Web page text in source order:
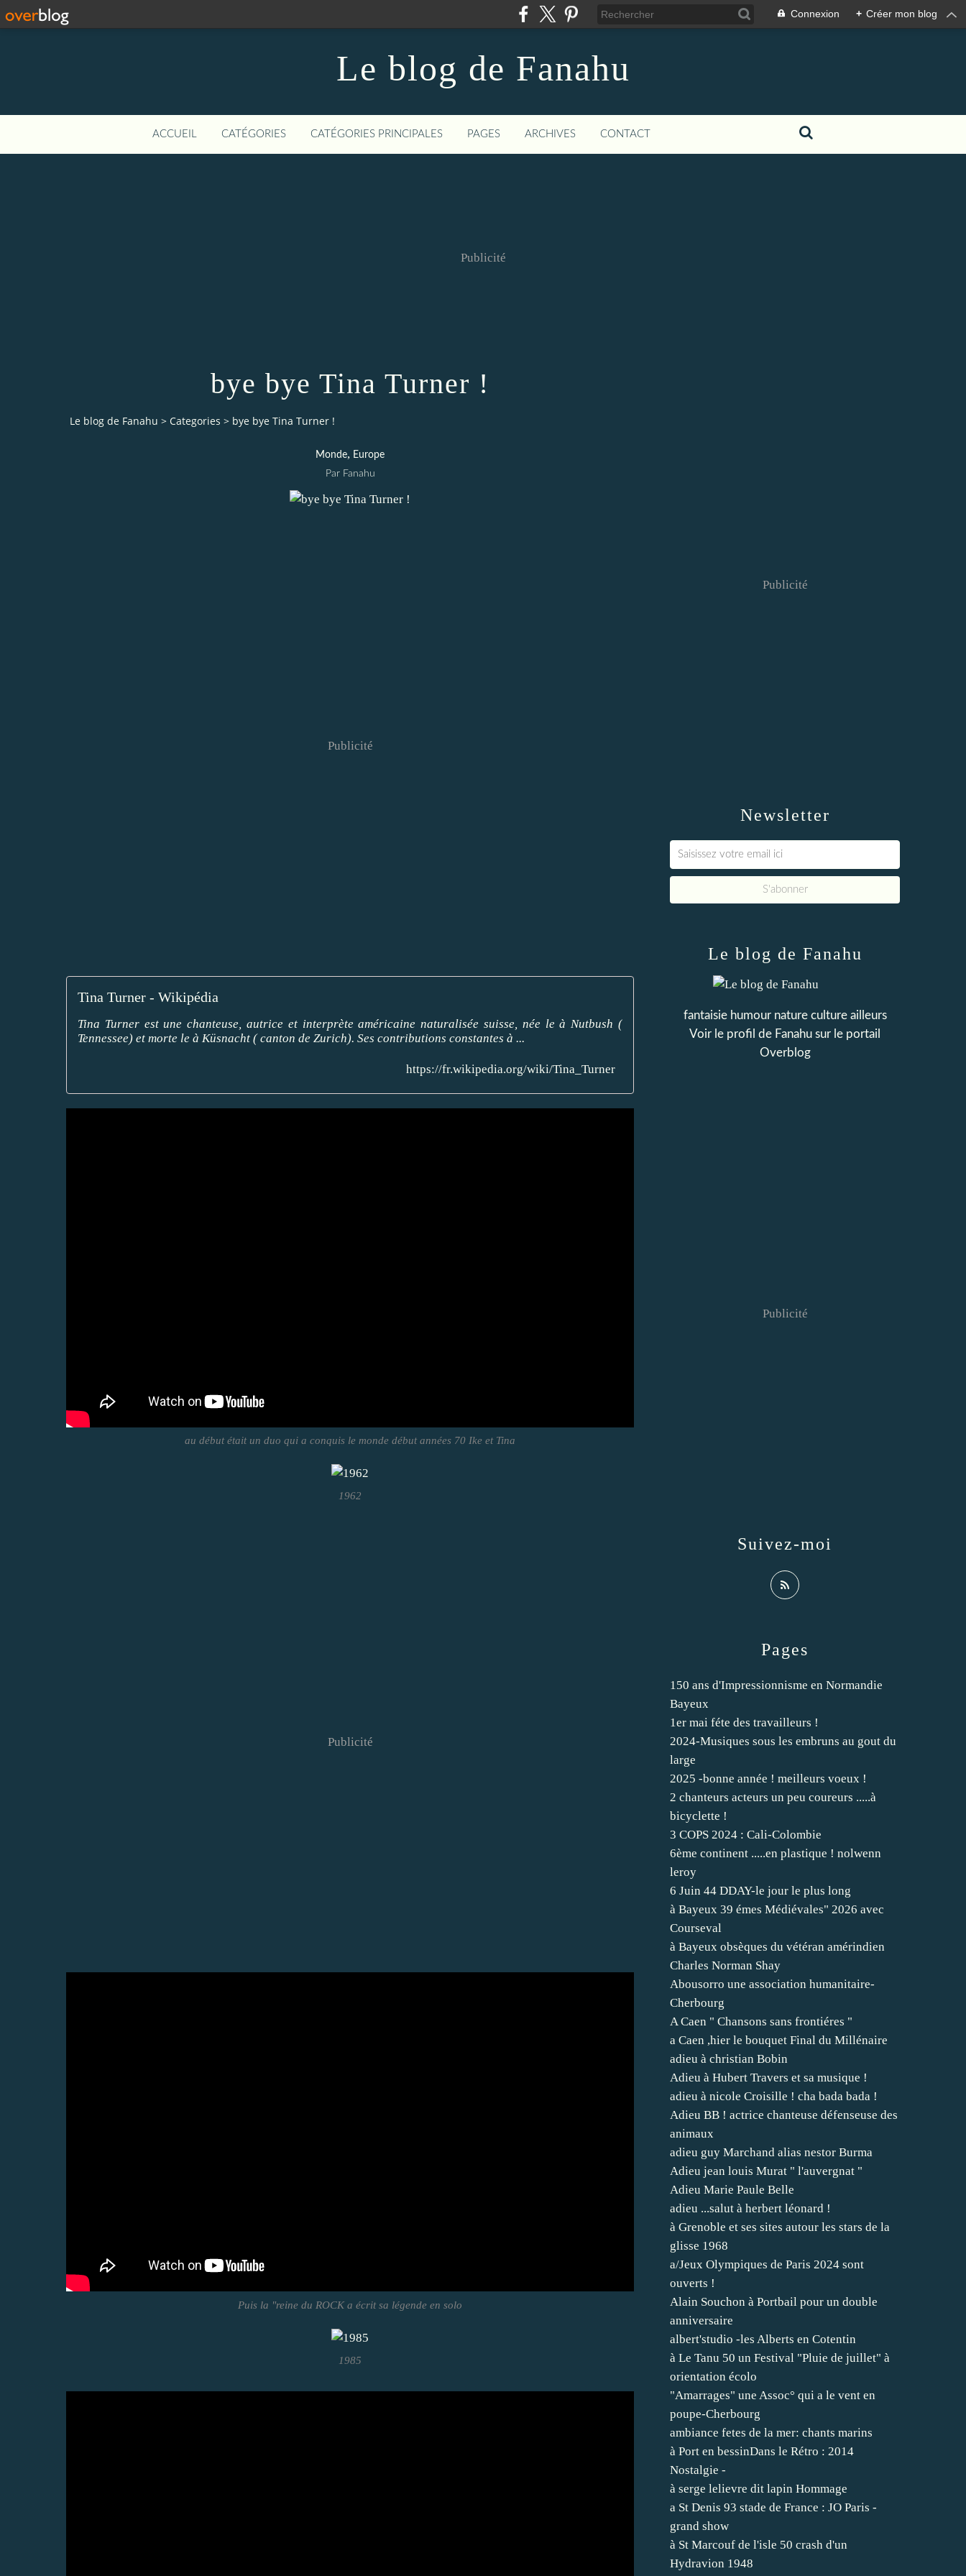
Connexion + Créer mon blog
Le blog de Fanahu
ACCUEIL CATÉGORIES CATÉGORIES PRINCIPALES PAGES ARCHIVES CONTACT
Publicité
bye bye Tina Turner !
Le blog de Fanahu > Categories > bye bye Tina Turner !
Monde, Europe
Par Fanahu
Publicité
Tina Turner - Wikipédia
Tina Turner est une chanteuse, autrice et interprète américaine naturalisée suisse, née le à Nutbush (
Tennessee) et morte le à Küsnacht ( canton de Zurich). Ses contributions constantes à ...
https://fr.wikipedia.org/wiki/Tina_Turner
au début était un duo qui a conquis le monde début années 70 Ike et Tina
1962
Publicité
Puis la "reine du ROCK a écrit sa légende en solo
1985
Newsletter
Publicité
Pages
150 ans d'Impressionnisme en Normandie
Bayeux
1er mai féte des travailleurs !
2024-Musiques sous les embruns au gout du
large
2025 -bonne année ! meilleurs voeux !
2 chanteurs acteurs un peu coureurs .....à
bicyclette !
3 COPS 2024 : Cali-Colombie
6ème continent .....en plastique ! nolwenn
leroy
6 Juin 44 DDAY-le jour le plus long
à Bayeux 39 émes Médiévales" 2026 avec
Courseval
à Bayeux obsèques du vétéran amérindien
Charles Norman Shay
Abousorro une association humanitaire-
Cherbourg
A Caen " Chansons sans frontiéres "
a Caen ,hier le bouquet Final du Millénaire
adieu à christian Bobin
Adieu à Hubert Travers et sa musique !
adieu à nicole Croisille ! cha bada bada !
Adieu BB ! actrice chanteuse défenseuse des
animaux
adieu guy Marchand alias nestor Burma
Adieu jean louis Murat " l'auvergnat "
Adieu Marie Paule Belle
adieu ...salut à herbert léonard !
à Grenoble et ses sites autour les stars de la
glisse 1968
a/Jeux Olympiques de Paris 2024 sont
ouverts !
Alain Souchon à Portbail pour un double
anniversaire
albert'studio -les Alberts en Cotentin
à Le Tanu 50 un Festival "Pluie de juillet" à
orientation écolo
"Amarrages" une Assoc° qui a le vent en
poupe-Cherbourg
ambiance fetes de la mer: chants marins
à Port en bessinDans le Rétro : 2014
Nostalgie -
à serge lelievre dit lapin Hommage
a St Denis 93 stade de France : JO Paris -
grand show
à St Marcouf de l'isle 50 crash d'un
Hydravion 1948
Le blog de Fanahu
fantaisie humour nature culture ailleurs
Voir le profil de Fanahu sur le portail
Overblog
Suivez-moi
Publicité